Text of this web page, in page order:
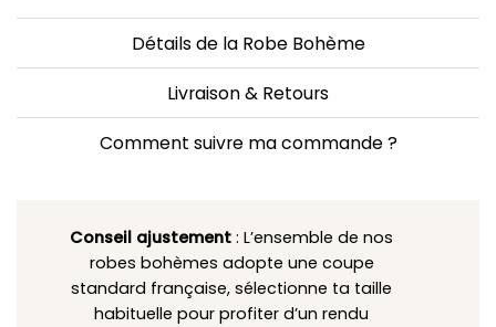
Détails de la Robe Bohème
Livraison & Retours
Comment suivre ma commande ?
Conseil ajustement : L’ensemble de nos
robes bohèmes adopte une coupe
standard française, sélectionne ta taille
habituelle pour profiter d’un rendu